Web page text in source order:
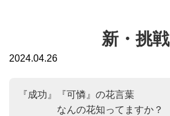
新・挑戦
2024.04.26
『成功』『可憐』の花言葉
なんの花知ってますか？